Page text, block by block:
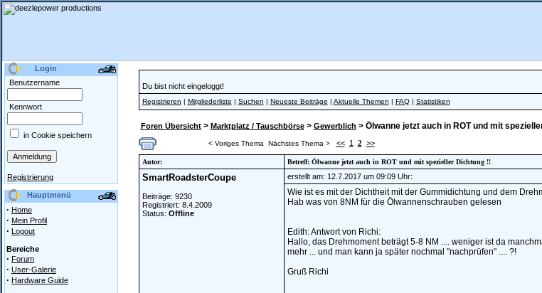
Login
Benutzername
Kennwort
in Cookie speichern
Registrierung
Hauptmenü
· Home
· Mein Profil
· Logout
Bereiche
· Forum
· User-Galerie
· Hardware Guide
Du bist nicht eingeloggt!
Registrieren | Mitgliederliste | Suchen | Neueste Beiträge | Aktuelle Themen | FAQ| Statistiken
Foren Übersicht> Marktplatz / Tauschbörse> Gewerblich > Ölwanne jetzt auch in ROT und mit
< Voriges Thema Nächstes Thema > << 1 2 >>
Autor: Betreff: Ölwanne jetzt auch in ROT und mit spezieller Dichtung !!
SmartRoadsterCoupe
Beiträge: 9230
Registriert: 8.4.2009
Status: Offline
erstellt am: 12.7.2017 um 09:09 Uhr:
Wie ist es mit der Dichtheit mit der Gummidichtung und dem
Hab was von 8NM für die Ölwannenschrauben gelesen
Edith: Antwort von Richi:
Hallo, das Drehmoment beträgt 5-8 NM .... weniger ist da
mehr ... und man kann ja später nochmal "nachprüfen" .... ?!
Gruß Richi